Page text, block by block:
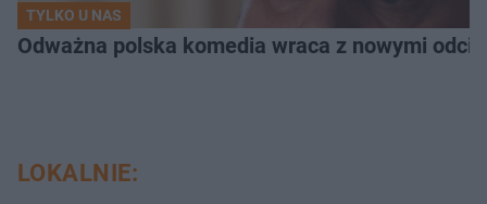
TYLKO U NAS
Odważna polska komedia wraca z nowymi
LOKALNIE: